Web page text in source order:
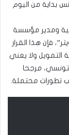
بداية من اليوم
ومدير مؤسسة
فإن هذا القرار
التمويل ولا يعني
مرجحا
تطورات محتملة.